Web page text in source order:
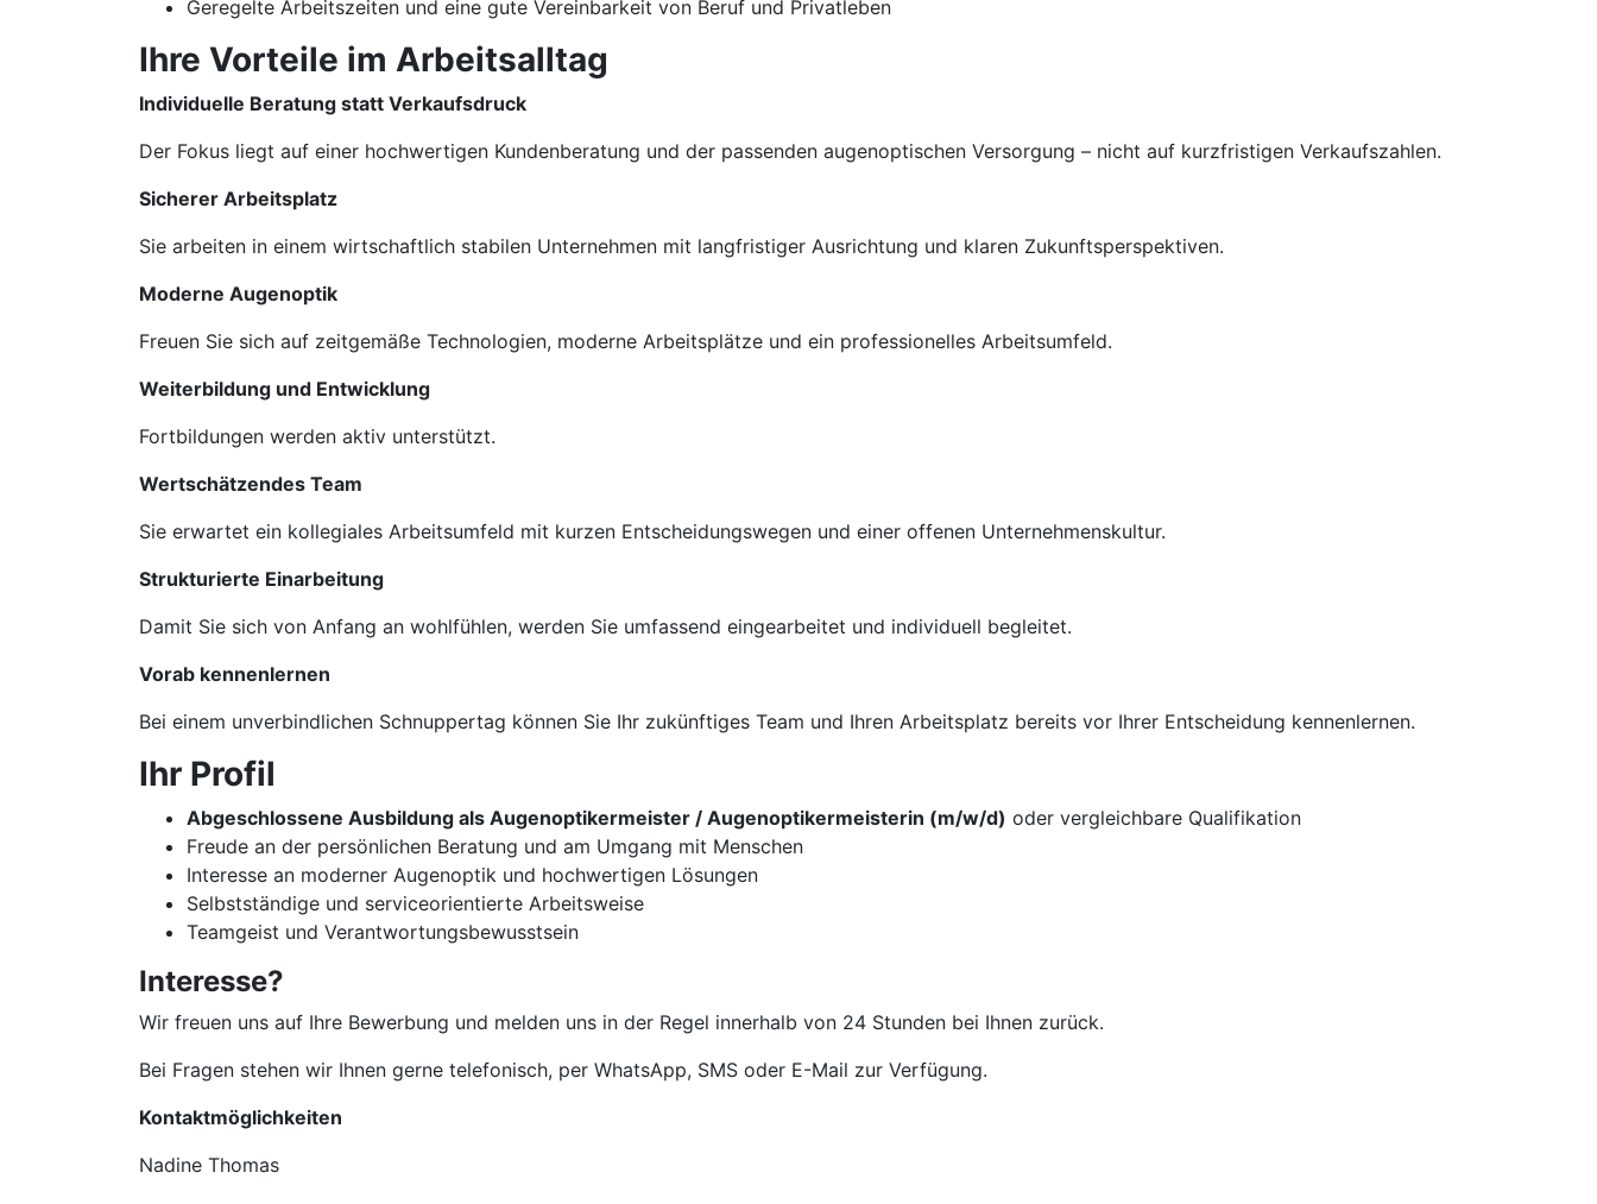
Geregelte Arbeitszeiten und eine gute Vereinbarkeit von Beruf und Privatleben
Ihre Vorteile im Arbeitsalltag
Individuelle Beratung statt Verkaufsdruck
Der Fokus liegt auf einer hochwertigen Kundenberatung und der passenden augenoptischen Versorgung – nicht auf kurzfristigen Verkaufszahlen.
Sicherer Arbeitsplatz
Sie arbeiten in einem wirtschaftlich stabilen Unternehmen mit langfristiger Ausrichtung und klaren Zukunftsperspektiven.
Moderne Augenoptik
Freuen Sie sich auf zeitgemäße Technologien, moderne Arbeitsplätze und ein professionelles Arbeitsumfeld.
Weiterbildung und Entwicklung
Fortbildungen werden aktiv unterstützt.
Wertschätzendes Team
Sie erwartet ein kollegiales Arbeitsumfeld mit kurzen Entscheidungswegen und einer offenen Unternehmenskultur.
Strukturierte Einarbeitung
Damit Sie sich von Anfang an wohlfühlen, werden Sie umfassend eingearbeitet und individuell begleitet.
Vorab kennenlernen
Bei einem unverbindlichen Schnuppertag können Sie Ihr zukünftiges Team und Ihren Arbeitsplatz bereits vor Ihrer Entscheidung kennenlernen.
Ihr Profil
Abgeschlossene Ausbildung als Augenoptikermeister / Augenoptikermeisterin (m/w/d) oder vergleichbare Qualifikation
Freude an der persönlichen Beratung und am Umgang mit Menschen
Interesse an moderner Augenoptik und hochwertigen Lösungen
Selbstständige und serviceorientierte Arbeitsweise
Teamgeist und Verantwortungsbewusstsein
Interesse?
Wir freuen uns auf Ihre Bewerbung und melden uns in der Regel innerhalb von 24 Stunden bei Ihnen zurück.
Bei Fragen stehen wir Ihnen gerne telefonisch, per WhatsApp, SMS oder E-Mail zur Verfügung.
Kontaktmöglichkeiten
Nadine Thomas